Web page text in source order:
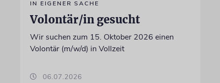
IN EIGENER SACHE
Volontär/in gesucht
Wir suchen zum 15. Oktober 2026 einen
Volontär (m/w/d) in Vollzeit
06.07.2026